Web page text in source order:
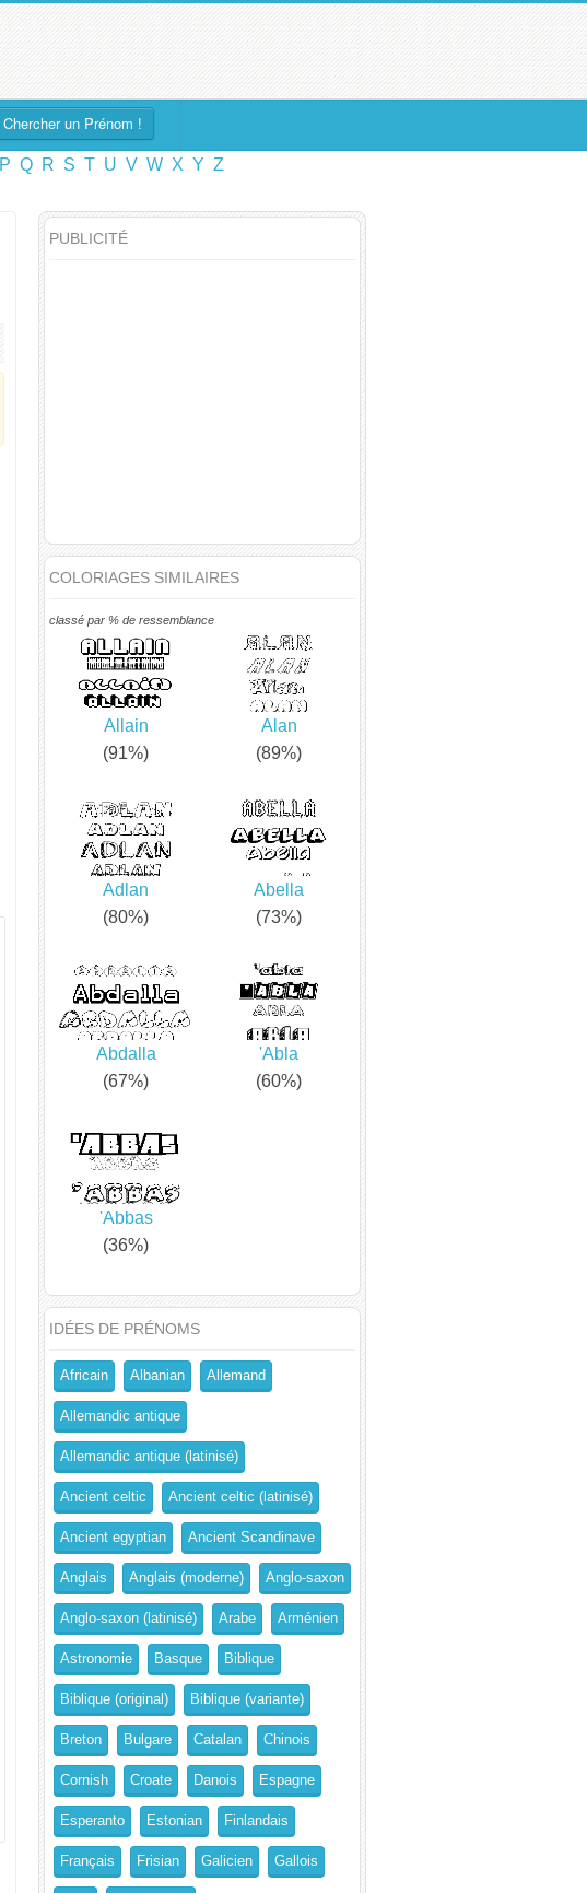
Chercher un Prénom !
P Q R S T U V W X Y Z
PUBLICITÉ
COLORIAGES SIMILAIRES
classé par % de ressemblance
Allain
(91%)
Alan
(89%)
Adlan
(80%)
Abella
(73%)
Abdalla
(67%)
'Abla
(60%)
'Abbas
(36%)
IDÉES DE PRÉNOMS
Africain Albanian Allemand
Allemandic antique
Allemandic antique (latinisé)
Ancient celtic Ancient celtic (latinisé)
Ancient egyptian Ancient Scandinave
Anglais Anglais (moderne) Anglo-saxon
Anglo-saxon (latinisé) Arabe Arménien
Astronomie Basque Biblique
Biblique (original) Biblique (variante)
Breton Bulgare Catalan Chinois
Cornish Croate Danois Espagne
Esperanto Estonian Finlandais
Français Frisian Galicien Gallois